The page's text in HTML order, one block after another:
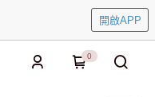
開啟APP
0